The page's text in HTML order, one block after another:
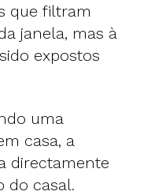
que filtram
janela, mas à
expostos
uma
casa, a
directamente
do casal.